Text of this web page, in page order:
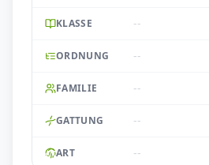
KLASSE --
ORDNUNG --
FAMILIE --
GATTUNG --
ART --